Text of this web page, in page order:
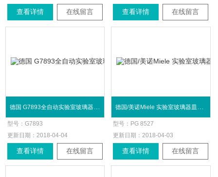
查看详情 在线留言 查看详情 在线留言
型号：G7893
更新日期： 2018-04-04
查看详情 在线留言
型号： PG 8527
更新日期： 2018-04-03
查看详情 在线留言